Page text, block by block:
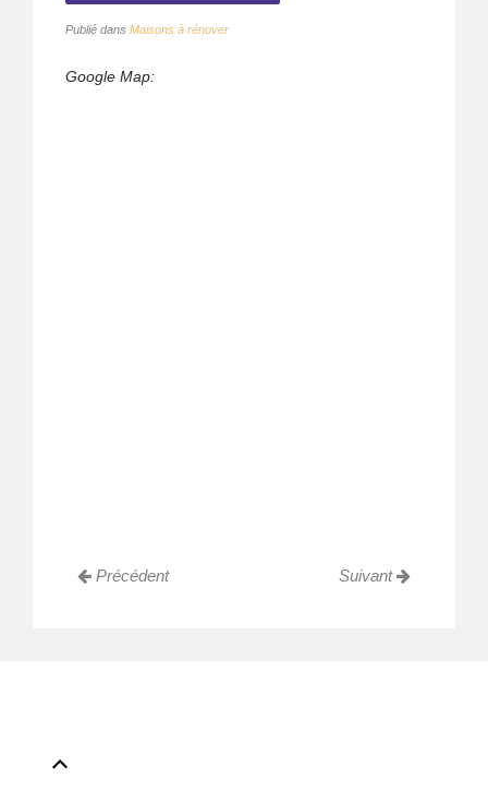
Publié dans Maisons à rénover
Google Map:
Précédent Suivant